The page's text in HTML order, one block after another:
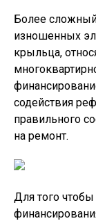
Более сложный
изношенных
крыльца,
содействия
правильного
на ремонт.
Для того